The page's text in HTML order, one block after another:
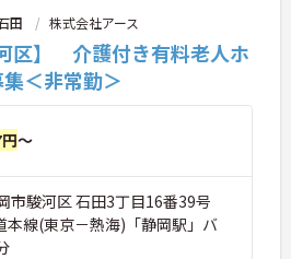
田 株式会社アース
区】 介護付き有料老人ホ
＜非常勤＞
～
市駿河区 石田3丁目16番39号
本線(東京－熱海)「静岡駅」バ